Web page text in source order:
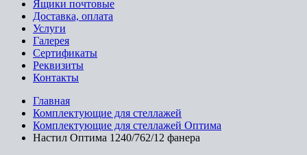
Ящики почтовые
Доставка, оплата
Услуги
Галерея
Сертификаты
Реквизиты
Контакты
Главная
Комплектующие для стеллажей
Комплектующие для стеллажей Оптима
Настил Оптима 1240/762/12 фанера